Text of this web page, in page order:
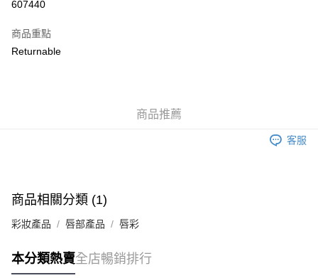
WeChat Pay
JD京東物流，訂單確認發貨後2-4個工作天送達
607440
商品重點
Returnable
商品推薦
客服
商品相關分類 (1)
彩妝產品 唇部產品 唇彩
本分類熱賣全店暢銷排行